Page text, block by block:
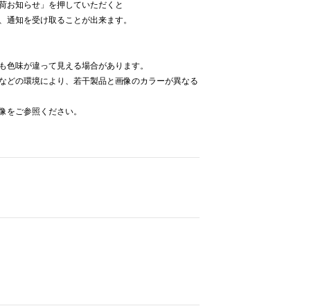
お知らせ」を押していただくと
通知を受け取ることが出来ます。
味が違って見える場合があります。
どの環境により、若干製品と画像のカラーが異なる
ご参照ください。